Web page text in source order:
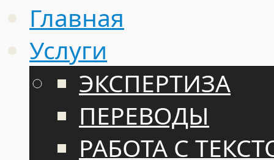
Главная
Услуги
ЭКСПЕРТИЗА
ПЕРЕВОДЫ
РАБОТА С